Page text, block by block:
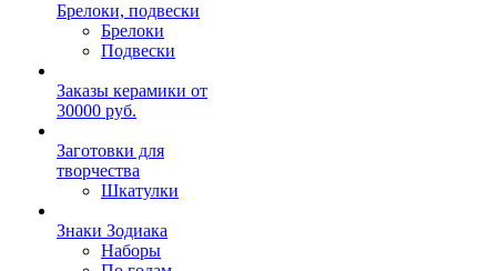
Брелоки, подвески
Брелоки
Подвески
Заказы керамики от
30000 руб.
Заготовки для
творчества
Шкатулки
Знаки Зодиака
Наборы